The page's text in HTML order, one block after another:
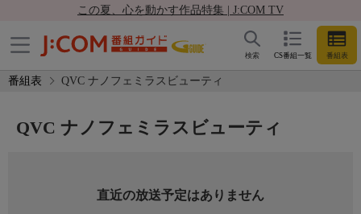
この夏、心を動かす作品特集 | J:COM TV
CS番組一覧 番組表
検索
番組表 QVC ナノフェミラスビューティ
QVC ナノフェミラスビューティ
直近の放送予定はありません